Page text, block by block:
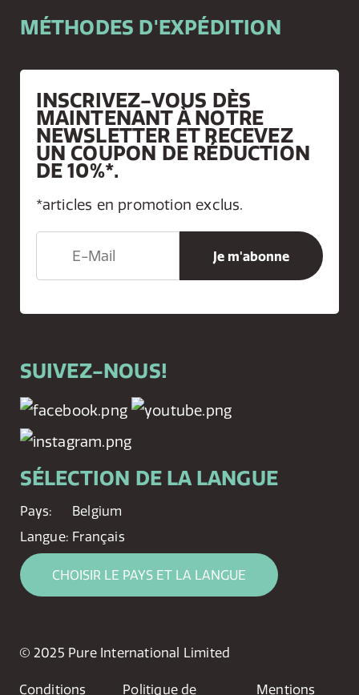
MÉTHODES D'EXPÉDITION
INSCRIVEZ-VOUS DÈS
MAINTENANT À NOTRE
NEWSLETTER ET RECEVEZ
UN COUPON DE RÉDUCTION
DE 10%*.
*articles en promotion exclus.
SUIVEZ-NOUS!
SÉLECTION DE LA LANGUE
Pays:
Belgium
Langue: Français
CHOISIR LE PAYS ET LA LANGUE
© 2025 Pure International Limited
Conditions Politique de Mentions